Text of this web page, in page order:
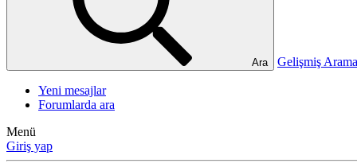
Ara Gelişmiş
Yeni mesajlar
Forumlarda ara
Menü
Giriş yap